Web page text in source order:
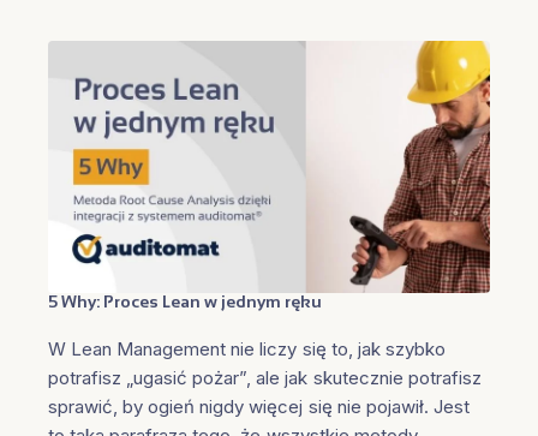
5 Why: Proces Lean w jednym ręku
W Lean Management nie liczy się to, jak szybko
potrafisz „ugasić pożar”, ale jak skutecznie potrafisz
sprawić, by ogień nigdy więcej się nie pojawił. Jest